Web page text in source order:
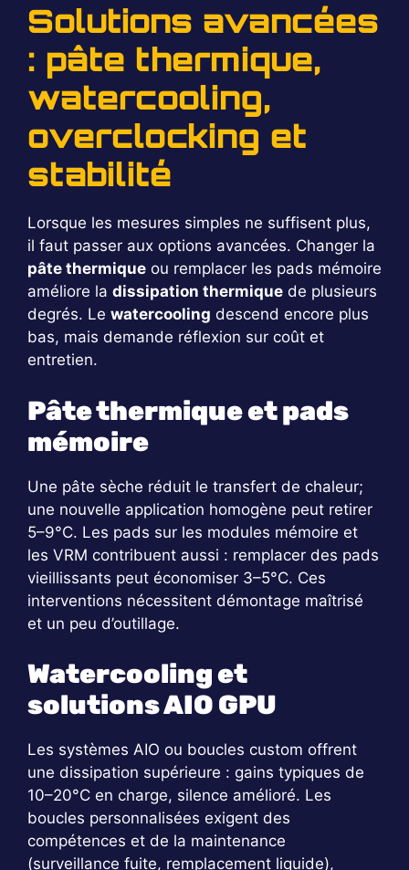
Solutions avancées
: pâte thermique,
watercooling,
overclocking et
stabilité
Lorsque les mesures simples ne suffisent plus,
il faut passer aux options avancées. Changer la
pâte thermique ou remplacer les pads mémoire
améliore la dissipation thermique de plusieurs
degrés. Le watercooling descend encore plus
bas, mais demande réflexion sur coût et
entretien.
Pâte thermique et pads
mémoire
Une pâte sèche réduit le transfert de chaleur;
une nouvelle application homogène peut retirer
5–9°C. Les pads sur les modules mémoire et
les VRM contribuent aussi : remplacer des pads
vieillissants peut économiser 3–5°C. Ces
interventions nécessitent démontage maîtrisé
et un peu d’outillage.
Watercooling et
solutions AIO GPU
Les systèmes AIO ou boucles custom offrent
une dissipation supérieure : gains typiques de
10–20°C en charge, silence amélioré. Les
boucles personnalisées exigent des
compétences et de la maintenance
(surveillance fuite, remplacement liquide),